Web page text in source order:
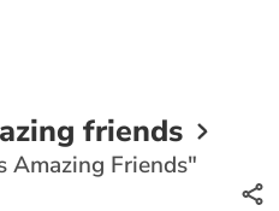
friends
Amazing Friends"